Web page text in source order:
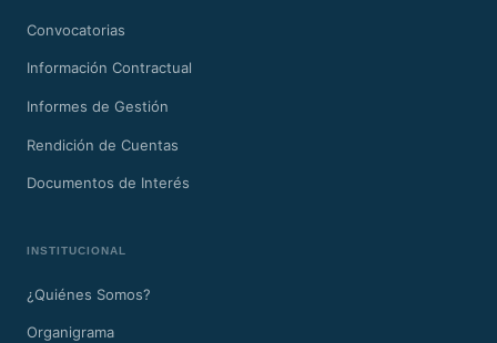
Convocatorias
Información Contractual
Informes de Gestión
Rendición de Cuentas
Documentos de Interés
INSTITUCIONAL
¿Quiénes Somos?
Organigrama